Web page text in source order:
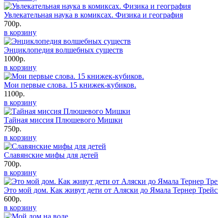
Увлекательная наука в комиксах. Физика и география
700р.
в корзину
Энциклопедия волшебных существ
1000р.
в корзину
Мои первые слова. 15 книжек-кубиков.
1100р.
в корзину
Тайная миссия Плюшевого Мишки
750р.
в корзину
Славянские мифы для детей
700р.
в корзину
Это мой дом. Как живут дети от Аляски до Ямала Тернер
600р.
в корзину